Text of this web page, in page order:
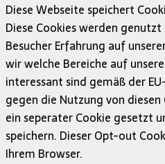
Diese Webseite speichert
Diese Cookies werden
Besucher Erfahrung auf
wir welche Bereiche auf
interessant sind gemäß der
gegen die Nutzung von
ein seperater Cookie gesetzt
speichern. Dieser Opt-out
Ihrem Browser.